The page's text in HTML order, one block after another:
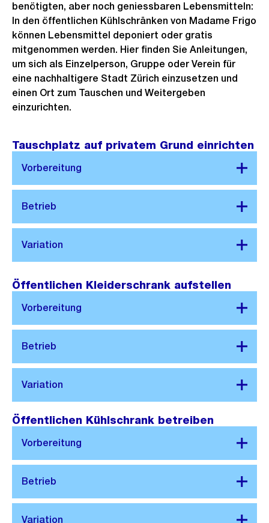
benötigten, aber noch geniessbaren Lebensmitteln:
In den öffentlichen Kühlschränken von Madame Frigo
können Lebensmittel deponiert oder gratis
mitgenommen werden. Hier finden Sie Anleitungen,
um sich als Einzelperson, Gruppe oder Verein für
eine nachhaltigere Stadt Zürich einzusetzen und
einen Ort zum Tauschen und Weitergeben
einzurichten.
Tauschplatz auf privatem Grund einrichten
Öffentlichen Kleiderschrank aufstellen
Öffentlichen Kühlschrank betreiben